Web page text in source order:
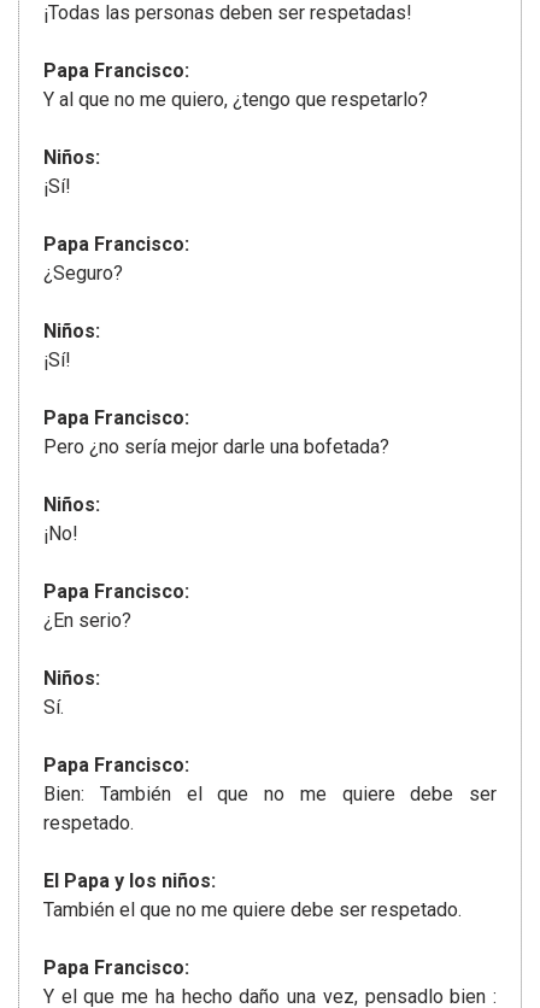
¡Todas las personas deben ser respetadas!
Papa Francisco:
Y al que no me quiero, ¿tengo que respetarlo?
Niños:
¡Sí!
Papa Francisco:
¿Seguro?
Niños:
¡Sí!
Papa Francisco:
Pero ¿no sería mejor darle una bofetada?
Niños:
¡No!
Papa Francisco:
¿En serio?
Niños:
Sí.
Papa Francisco:
Bien: También el que no me quiere debe ser
respetado.
El Papa y los niños:
También el que no me quiere debe ser respetado.
Papa Francisco:
Y el que me ha hecho daño una vez, pensadlo bien :